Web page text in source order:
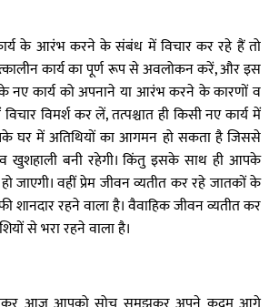
के आरंभ करने के संबंध में विचार कर रहे हैं तो
कार्य का पूर्ण रूप से अवलोकन करें, और इस
नए कार्य को अपनाने या आरंभ करने के कारणों व
विमर्श कर लें, तत्पश्चात ही किसी नए कार्य में
घर में अतिथियों का आगमन हो सकता है जिससे
खुशहाली बनी रहेगी। किंतु इसके साथ ही आपके
जाएगी। वहीं प्रेम जीवन व्यतीत कर रहे जातकों के
शानदार रहने वाला है। वैवाहिक जीवन व्यतीत कर
से भरा रहने वाला है।